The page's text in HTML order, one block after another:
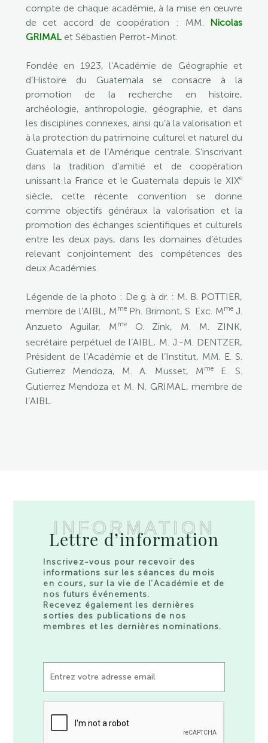
compte de chaque académie, à la mise en œuvre
de cet accord de coopération : MM. Nicolas
GRIMALet Sébastien Perrot-Minot.
Fondée en 1923, l’Académie de Géographie et
d’Histoire du Guatemala se consacre à la
promotion de la recherche en histoire,
archéologie, anthropologie, géographie, et dans
les disciplines connexes, ainsi qu’à la valorisation et
à la protection du patrimoine culturel et naturel du
Guatemala et de l’Amérique centrale. S’inscrivant
dans la tradition d’amitié et de coopération
unissant la France et le Guatemala depuis le XIXe
siècle, cette récente convention se donne
comme objectifs généraux la valorisation et la
promotion des échanges scientifiques et culturels
entre les deux pays, dans les domaines d’études
relevant conjointement des compétences des
deux Académies.
Légende de la photo : De g. à dr. : M. B. POTTIER,
membre de l’AIBL, MmePh. Brimont, S. Exc. MmeJ.
Anzueto Aguilar, MmeO. Zink, M. M. ZINK,
secrétaire perpétuel de l’AIBL, M. J.-M. DENTZER,
Président de l’Académie et de l’Institut, MM. E. S.
Gutierrez Mendoza, M. A. Musset, MmeE. S.
Gutierrez Mendoza et M. N. GRIMAL, membre de
l’AIBL.
INFORMATION
Lettre d’information
Inscrivez-vous pour recevoir des
informations sur les séances du mois
en cours, sur la vie de l’Académie et de
nos futurs événements.
Recevez également les dernières
sorties des publications de nos
membres et les dernières nominations.